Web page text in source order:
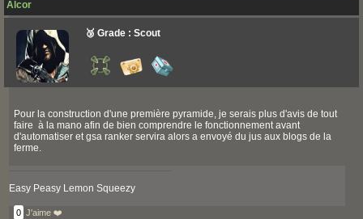
Alcor
🥉 Grade : Scout
Pour la construction d'une première pyramide, je serais plus d'avis de tout
faire à la mano afin de bien comprendre le fonctionnement avant
d'automatiser et gsa ranker servira alors a envoyé du jus aux blogs de la
ferme.
Easy Peasy Lemon Squeezy
0 J'aime ❤️